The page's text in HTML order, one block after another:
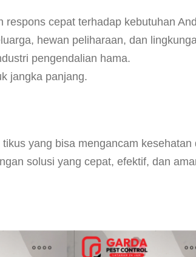
cepat terhadap kebutuhan
hewan peliharaan, dan
pengendalian hama.
jangka panjang.
yang bisa mengancam
solusi yang cepat, efektif, dan